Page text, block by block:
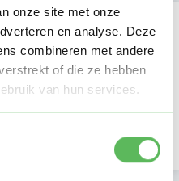
onze site met onze
en analyse. Deze
combineren met andere
of die ze hebben
van hun services.
Wo Do Vr Za
Zo